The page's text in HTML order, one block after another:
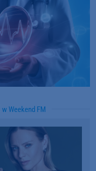
w Weekend FM